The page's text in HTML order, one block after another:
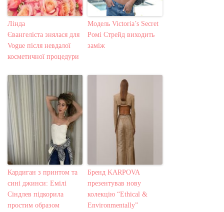
Лінда
Євангеліста знялася для
Vogue після невдалої
косметичної процедури
Модель Victoria’s Secret
Ромі Стрейд виходить
заміж
Кардиган з принтом та
сині джинси: Емілі
Сіндлев підкорила
простим образом
Бренд KARPOVA
презентував нову
колекцію “Ethical &
Environmentally”